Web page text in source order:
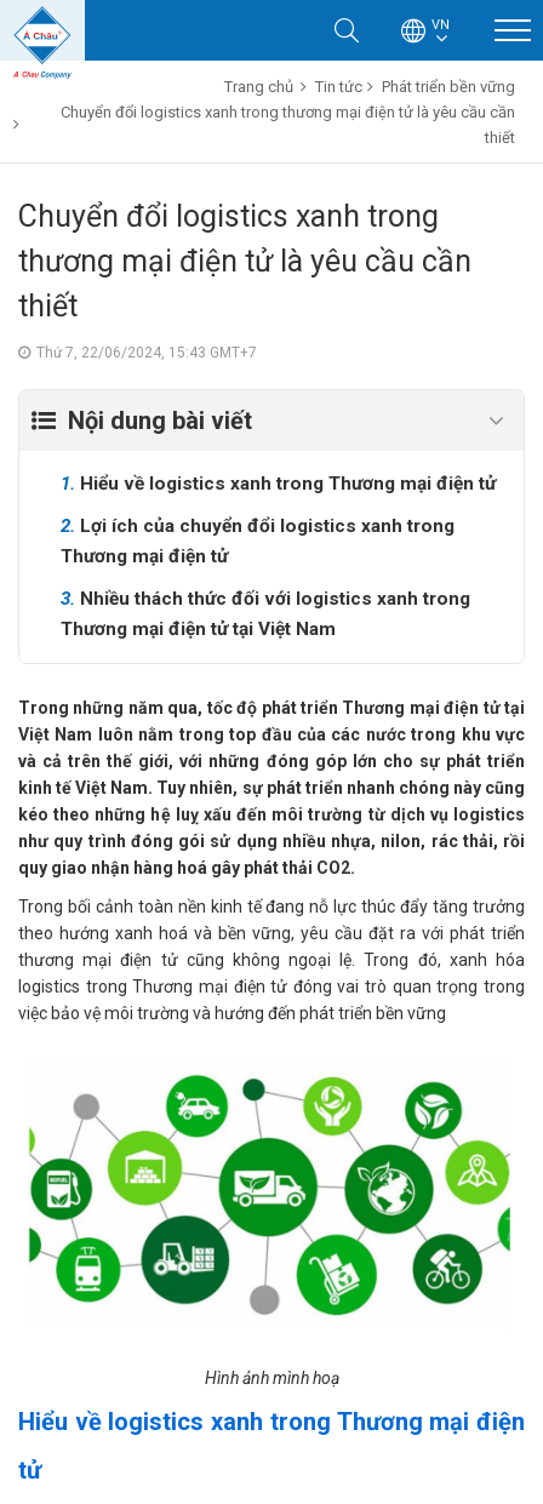
VN
Trang chủ Tin tức
Phát triển bền vững
Chuyển đổi logistics xanh trong thương mại điện tử là yêu cầu cần
thiết
Chuyển đổi logistics xanh trong
thương mại điện tử là yêu cầu cần
thiết
Thứ 7, 22/06/2024, 15:43 GMT+7
Nội dung bài viết
1. Hiểu về logistics xanh trong Thương mại điện tử
2. Lợi ích của chuyển đổi logistics xanh trong
Thương mại điện tử
3. Nhiều thách thức đối với logistics xanh trong
Thương mại điện tử tại Việt Nam
Trong những năm qua, tốc độ phát triển Thương mại điện tử tại
Việt Nam luôn nằm trong top đầu của các nước trong khu vực
và cả trên thế giới, với những đóng góp lớn cho sự phát triển
kinh tế Việt Nam. Tuy nhiên, sự phát triển nhanh chóng này cũng
kéo theo những hệ luỵ xấu đến môi trường từ dịch vụ logistics
như quy trình đóng gói sử dụng nhiều nhựa, nilon, rác thải, rồi
quy giao nhận hàng hoá gây phát thải CO2.
Trong bối cảnh toàn nền kinh tế đang nỗ lực thúc đẩy tăng trưởng
theo hướng xanh hoá và bền vững, yêu cầu đặt ra với phát triển
thương mại điện tử cũng không ngoại lệ. Trong đó, xanh hóa
logistics trong Thương mại điện tử đóng vai trò quan trọng trong
việc bảo vệ môi trường và hướng đến phát triển bền vững
Hình ảnh mình hoạ
Hiểu về logistics xanh trong Thương mại điện
tử